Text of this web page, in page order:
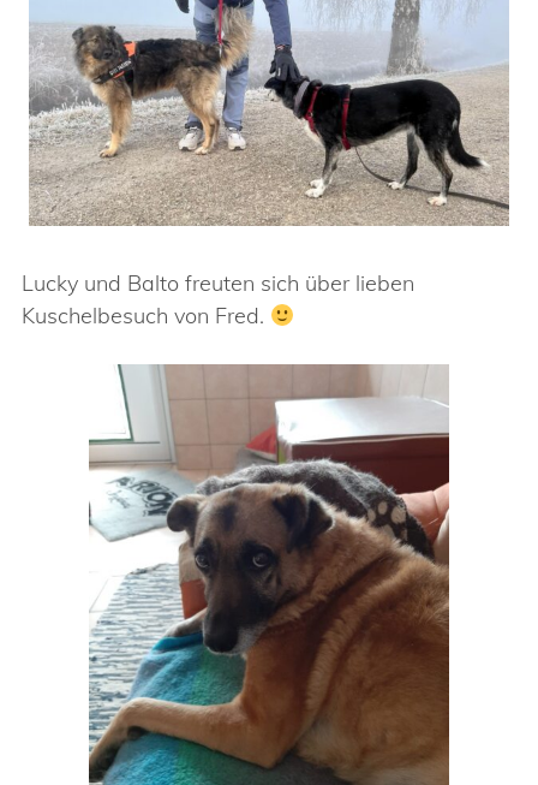
Lucky und Balto freuten sich über lieben
Kuschelbesuch von Fred.